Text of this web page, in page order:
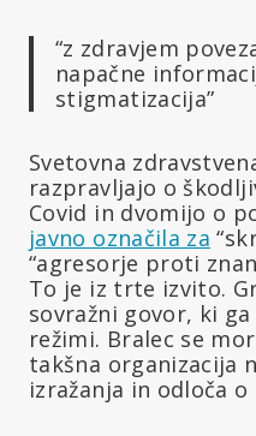
“z zdravjem
napačne
stigmatizacija”
Svetovna
razpravljajo o
Covid in dvomijo o
javno označila za
“agresorje proti
To je iz trte izvito.
sovražni govor, ki
režimi. Bralec se
takšna organizacija
izražanja in odloča